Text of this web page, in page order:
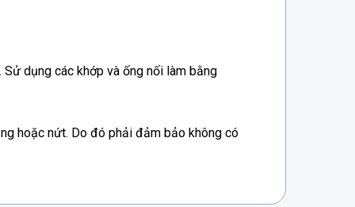
dụng các khớp và ống nối làm bằng
hoặc nứt. Do đó phải đảm bảo không có